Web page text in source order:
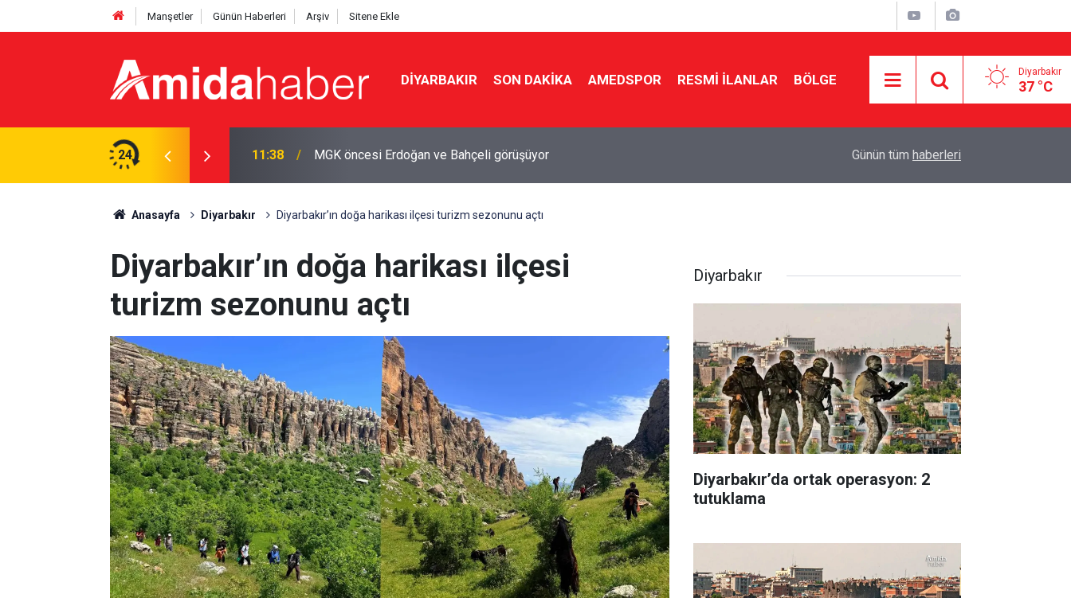
Manşetler Günün Haberleri Arşiv Sitene Ekle
DIYARBAKIR SON DAKIKA AMEDSPOR RESMI İLANLAR BÖLGE Diyarbakır
37 °C
24 11:02 MGK toplanıyor: Gündem çerçeve yasa Komisyondan geçti: Korucuların maaşı artıyor
Günün tüm haberleri
Anasayfa Diyarbakır Diyarbakır’ın doğa harikası ilçesi turizm sezonunu açtı
Diyarbakır’ın doğa harikası ilçesi
turizm sezonunu açtı
Diyarbakır
Diyarbakır’da ortak operasyon: 2
tutuklama